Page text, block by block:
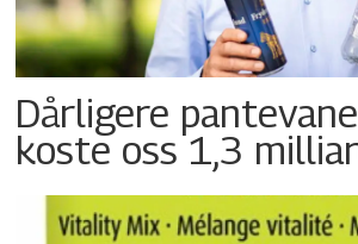
Dårligere
koste oss 1,3